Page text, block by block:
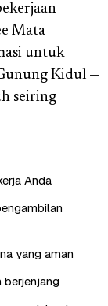
Mata
untuk
Kidul —
seiring
Anda
yang aman